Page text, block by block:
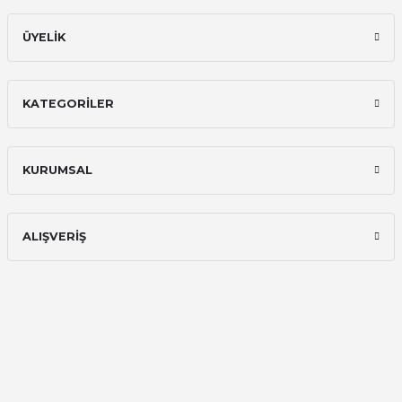
ÜYELİK
KATEGORİLER
KURUMSAL
ALIŞVERİŞ